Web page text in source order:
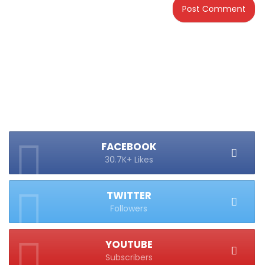
FACEBOOK
30.7K+ Likes
TWITTER
Followers
YOUTUBE
Subscribers